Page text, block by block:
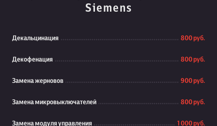
Siemens
Декальцинация 800 руб.
Декофенация 800 руб.
Замена жерновов 900 руб.
Замена микровыключателей 800 руб.
Замена модуля управления 1 000 руб.